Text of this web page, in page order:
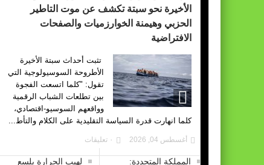
الأخيرة نحو سبتة تكشف عن موت التاطير
الحزبي وهيمنة الخوارزميات والصفحات
الافتراضية
تثبت أحداث سبتة الأخيرة
الأطروحة السوسيولوجية التي
تقول: "كلما اتسعت الفجوة
بين تطلعات الشباب الرقمية
وواقعهم السوسيو-اقتصادي،
كلما انهارت قدرة السياسة التقليدية على الكلام والتأط...
أغسطس 04, 2026 ٠ تعليقات
المملكة المتجددة:
لهيب الحرارة يلسع